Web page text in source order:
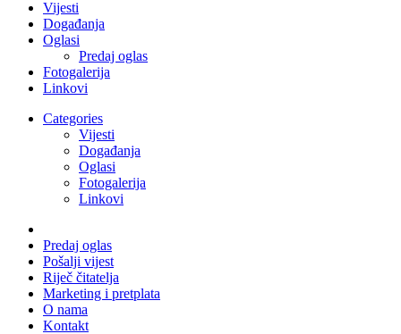
Vijesti
Događanja
Oglasi
Predaj oglas
Fotogalerija
Linkovi
Categories
Vijesti
Događanja
Oglasi
Fotogalerija
Linkovi
Predaj oglas
Pošalji vijest
Riječ čitatelja
Marketing i pretplata
O nama
Kontakt